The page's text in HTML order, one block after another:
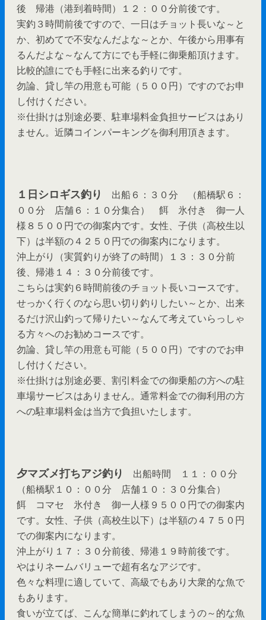
後 帰港（港到着時間）１２：００分前後です。
実釣３時間前後ですので、一日はチョット長いな～と
か、初めてで不安なんだよな～とか、午後から用事有
るんだよな～なんて方にでも手軽に御乗船頂けます。
比較的誰にでも手軽に出来る釣りです。
勿論、貸し竿の用意も可能（５００円）ですのでお申
し付けください。
※仕掛けは別途必要、駐車場料金負担サービスはあり
ません。近隣コインパーキングを御利用頂きます。
１日シロギス釣り
出船６：３０分 （船橋駅６：
００分 店舗６：１０分集合） 餌 氷付き 御一人
様８５００円での御案内です。女性、子供（高校生以
下）は半額の４２５０円での御案内になります。
沖上がり（実質釣りが終了の時間）１３：３０分前
後、帰港１４：３０分前後です。
こちらは実釣６時間前後のチョット長いコースです。
せっかく行くのなら思い切り釣りしたい～とか、出来
るだけ沢山釣って帰りたい～なんて考えていらっしゃ
る方々へのお勧めコースです。
勿論、貸し竿の用意も可能（５００円）ですのでお申
し付けください。
※仕掛けは別途必要、割引料金での御乗船の方への駐
車場サービスはありません。通常料金での御利用の方
への駐車場料金は当方で負担いたします。
夕マズメ打ちアジ釣り
出船時間 １１：００分
（船橋駅１０：００分 店舗１０：３０分集合）
餌 コマセ 氷付き 御一人様９５００円での御案内
です。女性、子供（高校生以下）は半額の４７５０円
での御案内になります。
沖上がり１７：３０分前後、帰港１９時前後です。
やはりネームバリューで超有名なアジです。
色々な料理に適していて、高級でもあり大衆的な魚で
もあります。
食いが立てば、こんな簡単に釣れてしまうの～的な魚